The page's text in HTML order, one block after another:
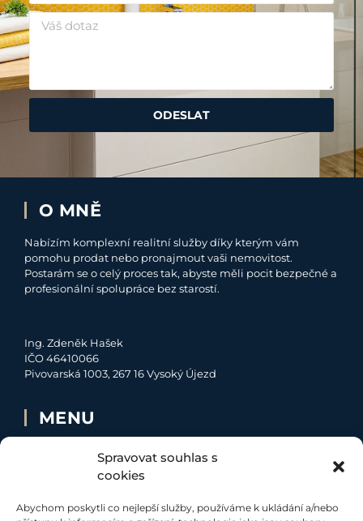
Spravovat souhlas s
cookies
Abychom poskytli co nejlepší služby, používáme k ukládání a/nebo
ODESLAT
O MNĚ
Nabízím komplexní realitní služby díky kterým vám
pomohu prodat nebo pronajmout vaši nemovitost.
Postarám se o celý proces tak, abyste měli pocit bezpečné a
profesionální spolupráce bez starostí.
Ing. Zdeněk Hašek
IČO 46410066
Pivovarská 1003, 267 16 Vysoký Újezd
MENU